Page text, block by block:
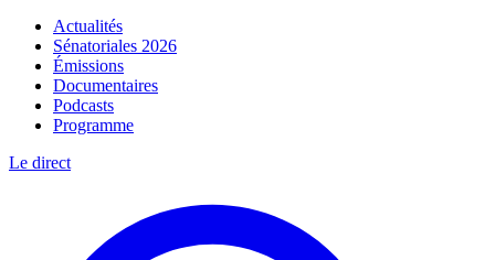
Actualités
Sénatoriales 2026
Émissions
Documentaires
Podcasts
Programme
Le direct